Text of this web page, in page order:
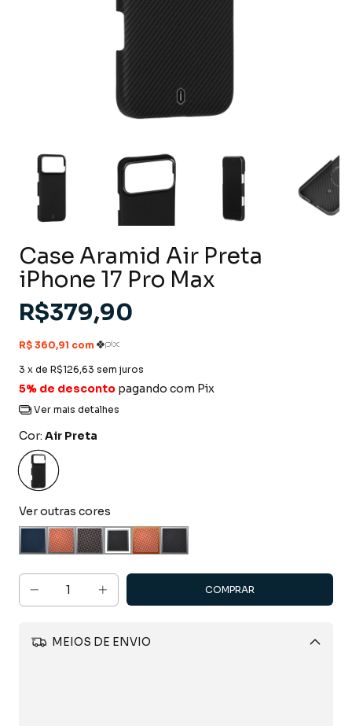
Case Aramid Air Preta
iPhone 17 Pro Max
R$379,90
3 x de R$126,63 sem juros
5% de desconto pagando com Pix
Ver mais detalhes
Cor: Air Preta
Ver outras cores
MEIOS DE ENVIO